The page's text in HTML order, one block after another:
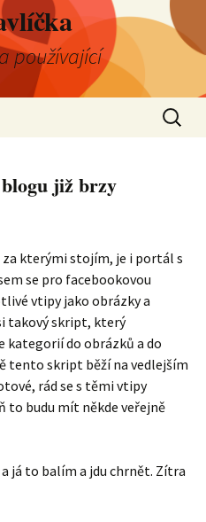
používající
již brzy
kterými stojím, je i portál s
se pro facebookovou
vtipy jako obrázky a
takový skript, který
kategorií do obrázků a do
tento skript běží na vedlejším
rád se s těmi vtipy
to budu mít někde veřejně
já to balím a jdu chrnět. Zítra